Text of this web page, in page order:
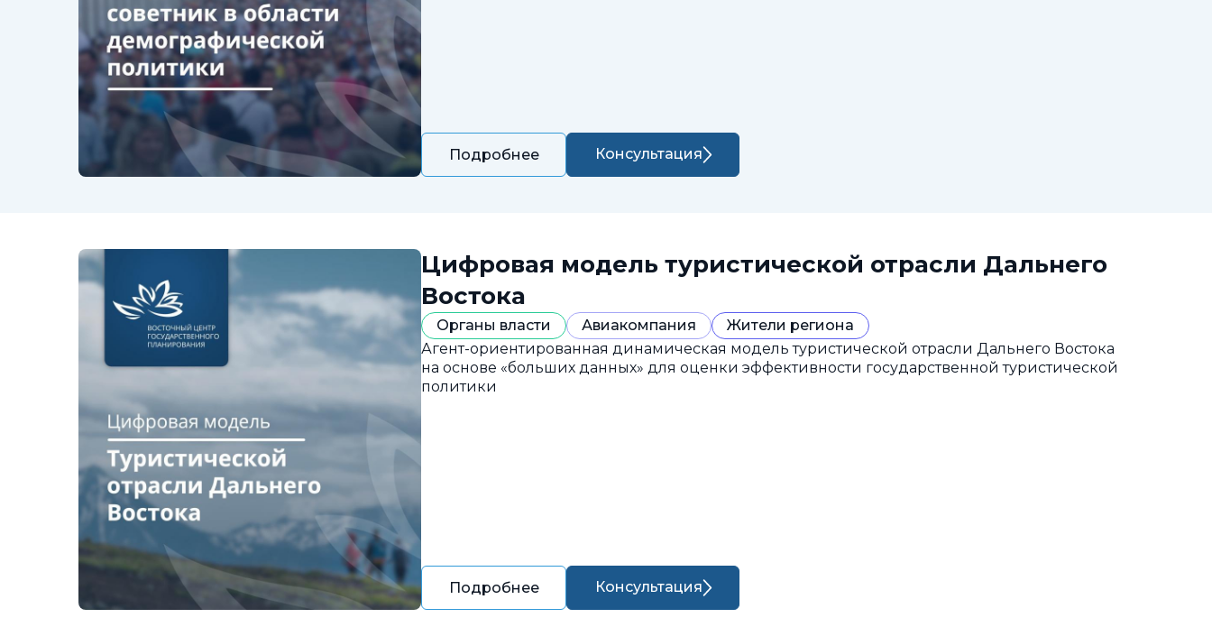
Подробнее Консультация
Цифровая модель туристической отрасли Дальнего
Востока
Органы власти Авиакомпания
Жители региона
Агент-ориентированная динамическая модель туристической отрасли Дальнего Востока
на основе «больших данных» для оценки эффективности государственной туристической
политики
Подробнее Консультация